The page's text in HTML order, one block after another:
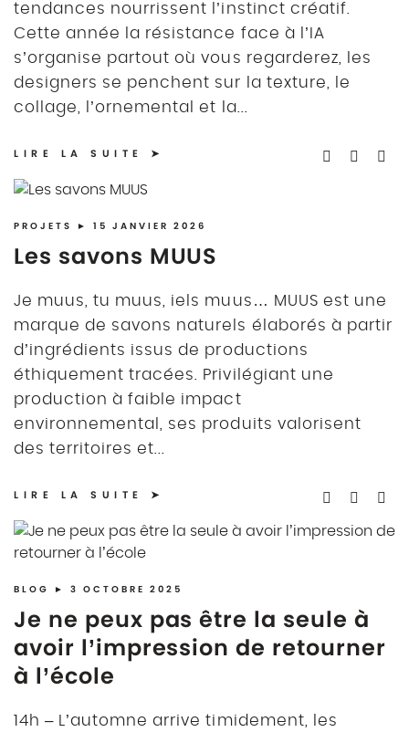
tendances nourrissent l’instinct créatif.
Cette année la résistance face à l’IA
s’organise partout où vous regarderez, les
designers se penchent sur la texture, le
collage, l’ornemental et la...
LIRE LA SUITE
PROJETS ► 15 JANVIER 2026
Les savons MUUS
Je muus, tu muus, iels muus… MUUS est une
marque de savons naturels élaborés à partir
d’ingrédients issus de productions
éthiquement tracées. Privilégiant une
production à faible impact
environnemental, ses produits valorisent
des territoires et...
LIRE LA SUITE
BLOG ► 3 OCTOBRE 2025
Je ne peux pas être la seule à
avoir l’impression de retourner
à l’école
14h – L’automne arrive timidement, les